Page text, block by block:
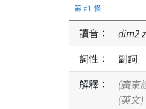
第 #1 條
讀音： dim2
詞性：
副詞
解釋：
(廣東
(英文)